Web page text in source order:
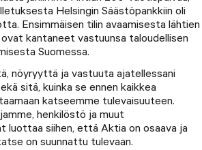
Helsingin Säästöpankkiin oli
Ensimmäisen tilin avaamisesta lähtien
kantaneet vastuunsa taloudellisen
Suomessa.
nöyryyttä ja vastuuta ajatellessani
sitä, kuinka se ennen kaikkea
katseemme tulevaisuuteen.
henkilöstö ja muut
luottaa siihen, että Aktia on osaava ja
on suunnattu tulevaan.